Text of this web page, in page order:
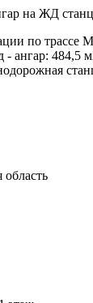
на ЖД
по
484,5